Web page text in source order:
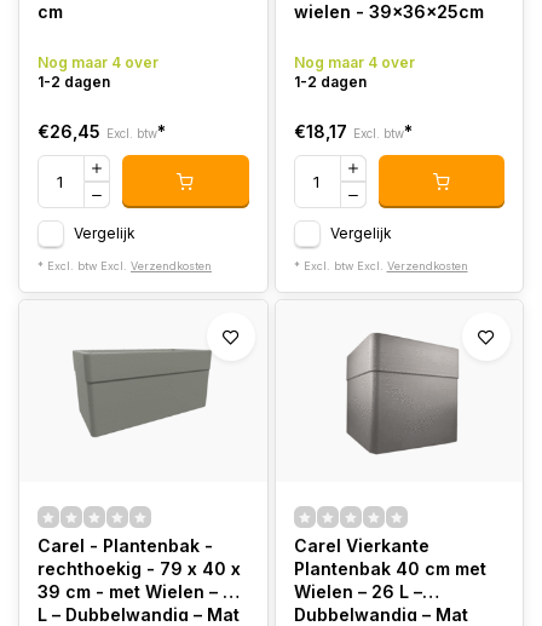
cm
Nog maar 4 over
1-2 dagen
€26,45 Excl. btw*
Vergelijk
* Excl. btw Excl. Verzendkosten
wielen - 39x36x25cm
Nog maar 4 over
1-2 dagen
€18,17 Excl. btw*
Vergelijk
* Excl. btw Excl. Verzendkosten
Carel - Plantenbak -
rechthoekig - 79 x 40 x
39 cm - met Wielen – 63
L – Dubbelwandig – Mat
Carel Vierkante
Plantenbak 40 cm met
Wielen – 26 L –
Dubbelwandig – Mat